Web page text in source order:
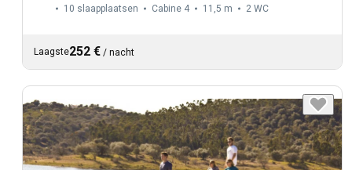
10 slaapplaatsen Cabine 4 11,5 m 2 WC
Laagste252 € / nacht